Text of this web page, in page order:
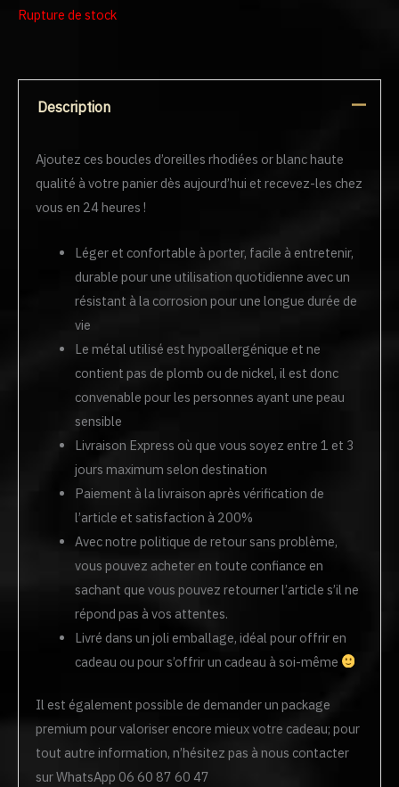
Rupture de stock
Description
Ajoutez ces boucles d’oreilles rhodiées or blanc haute
qualité à votre panier dès aujourd’hui et recevez-les chez
vous en 24 heures !
Léger et confortable à porter, facile à entretenir,
durable pour une utilisation quotidienne avec un
résistant à la corrosion pour une longue durée de
vie
Le métal utilisé est hypoallergénique et ne
contient pas de plomb ou de nickel, il est donc
convenable pour les personnes ayant une peau
sensible
Livraison Express où que vous soyez entre 1 et 3
jours maximum selon destination
Paiement à la livraison après vérification de
l’article et satisfaction à 200%
Avec notre politique de retour sans problème,
vous pouvez acheter en toute confiance en
sachant que vous pouvez retourner l’article s’il ne
répond pas à vos attentes.
Livré dans un joli emballage, idéal pour offrir en
cadeau ou pour s’offrir un cadeau à soi-même
Il est également possible de demander un package
premium pour valoriser encore mieux votre cadeau; pour
tout autre information, n’hésitez pas à nous contacter
sur WhatsApp 06 60 87 60 47